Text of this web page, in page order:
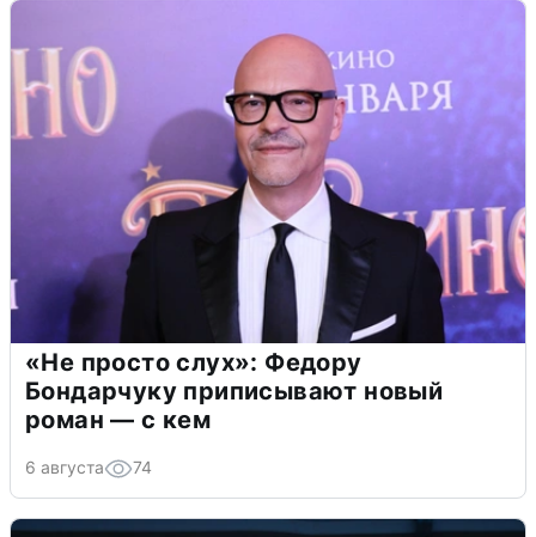
«Не просто слух»: Федору
Бондарчуку приписывают новый
роман — с кем
6 августа 74